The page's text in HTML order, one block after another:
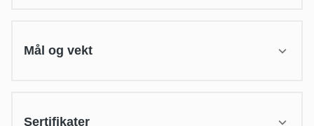
Mål og vekt
Sertifikater